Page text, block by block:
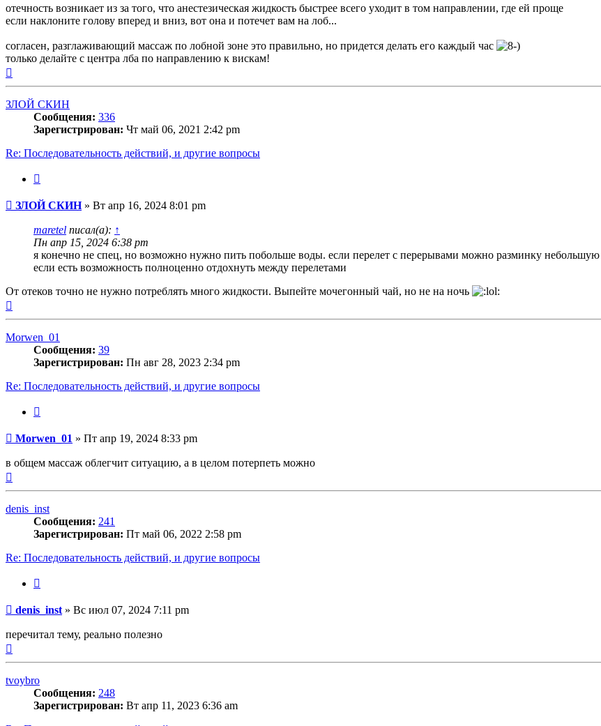
отечность возникает из за того, что анестезическая жидкость быстрее всего уходит в том направлении, где ей проще
если наклоните голову вперед и вниз, вот она и потечет вам на лоб...
согласен, разглаживающий массаж по лобной зоне это правильно, но придется делать его каждый час
только делайте с центра лба по направлению к вискам!
ЗЛОЙ СКИН
Сообщения: 336
Зарегистрирован: Чт май 06, 2021 2:42 pm
Re: Последовательность действий, и другие вопросы
Сообщение
ЗЛОЙ СКИН» Вт апр 16, 2024 8:01 pm
maretel писал(а): ↑
Пн апр 15, 2024 6:38 pm
я конечно не спец, но возможно нужно пить побольше воды. если перелет с перерывами можно разминку небольшую
если есть возможность полноценно отдохнуть между перелетами
От отеков точно не нужно потреблять много жидкости. Выпейте мочегонный чай, но не на ночь
Morwen_01
Сообщения: 39
Зарегистрирован: Пн авг 28, 2023 2:34 pm
Re: Последовательность действий, и другие вопросы
Сообщение
Morwen_01 » Пт апр 19, 2024 8:33 pm
в общем массаж облегчит ситуацию, а в целом потерпеть можно
denis_inst
Сообщения: 241
Зарегистрирован: Пт май 06, 2022 2:58 pm
Re: Последовательность действий, и другие вопросы
Сообщение
denis_inst » Вс июл 07, 2024 7:11 pm
перечитал тему, реально полезно
tvoybro
Сообщения: 248
Зарегистрирован: Вт апр 11, 2023 6:36 am